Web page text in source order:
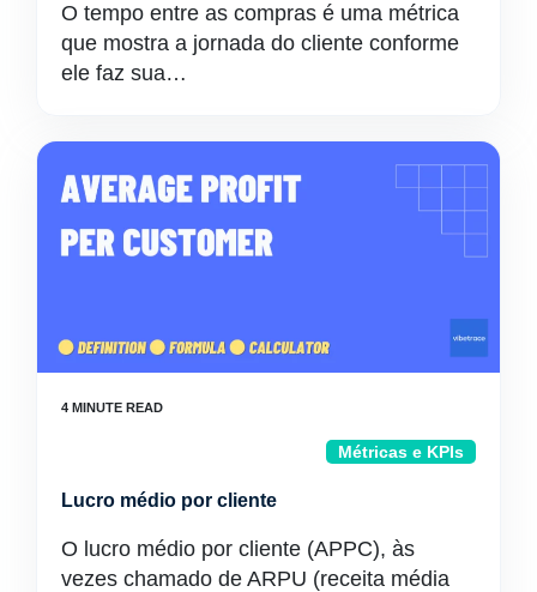
O tempo entre as compras é uma métrica
que mostra a jornada do cliente conforme
ele faz sua…
Métricas e KPIs
Lucro médio por cliente
O lucro médio por cliente (APPC), às
vezes chamado de ARPU (receita média